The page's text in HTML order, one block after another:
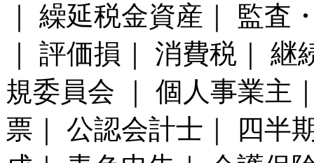
｜ 繰延税金資産｜ 監査
｜ 評価損｜ 消費税｜
規委員会 ｜ 個人事業主
票｜ 公認会計士｜ 四半